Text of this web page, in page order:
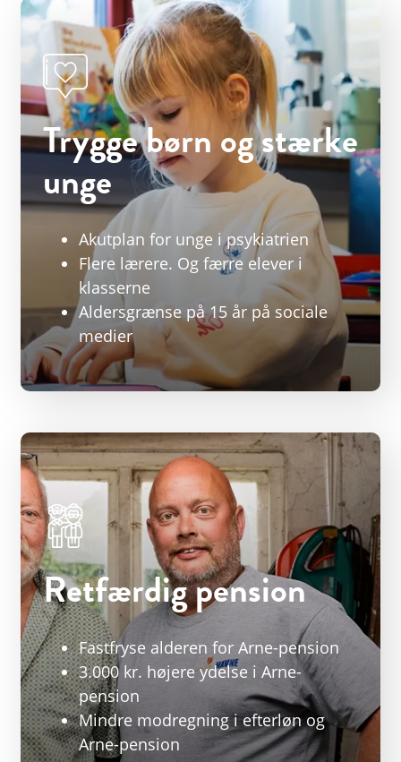
Trygge børn og stærke
unge
Akutplan for unge i psykiatrien
Flere lærere. Og færre elever i
klasserne
Aldersgrænse på 15 år på sociale
medier
Retfærdig pension
Fastfryse alderen for Arne-pension
3.000 kr. højere ydelse i Arne-
pension
Mindre modregning i efterløn og
Arne-pension